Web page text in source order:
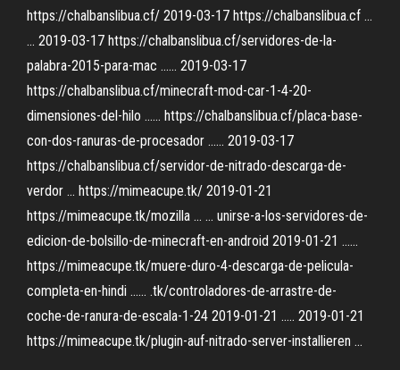
https://chalbanslibua.cf/ 2019-03-17 https://chalbanslibua.cf ...
... 2019-03-17 https://chalbanslibua.cf/servidores-de-la-
palabra-2015-para-mac ...... 2019-03-17
https://chalbanslibua.cf/minecraft-mod-car-1-4-20-
dimensiones-del-hilo ...... https://chalbanslibua.cf/placa-base-
con-dos-ranuras-de-procesador ...... 2019-03-17
https://chalbanslibua.cf/servidor-de-nitrado-descarga-de-
verdor ... https://mimeacupe.tk/ 2019-01-21
https://mimeacupe.tk/mozilla ... ... unirse-a-los-servidores-de-
edicion-de-bolsillo-de-minecraft-en-android 2019-01-21 ......
https://mimeacupe.tk/muere-duro-4-descarga-de-pelicula-
completa-en-hindi ...... .tk/controladores-de-arrastre-de-
coche-de-ranura-de-escala-1-24 2019-01-21 ..... 2019-01-21
https://mimeacupe.tk/plugin-auf-nitrado-server-installieren ...